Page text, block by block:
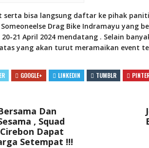
bisa langsung daftar ke pihak
Drag Bike Indramayu yang
21 April 2024 mendatang . Selain
yang akan turut meramaikan event
GOOGLE+ LINKEDIN TUMBLR
Dan
, Squad
Dapat
Setempat !!!